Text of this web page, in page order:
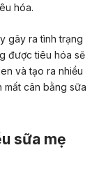
hóa.‌
gây ra tình trạng
được tiêu hóa sẽ
và tạo ra nhiều
mất cân bằng sữa
sữa mẹ